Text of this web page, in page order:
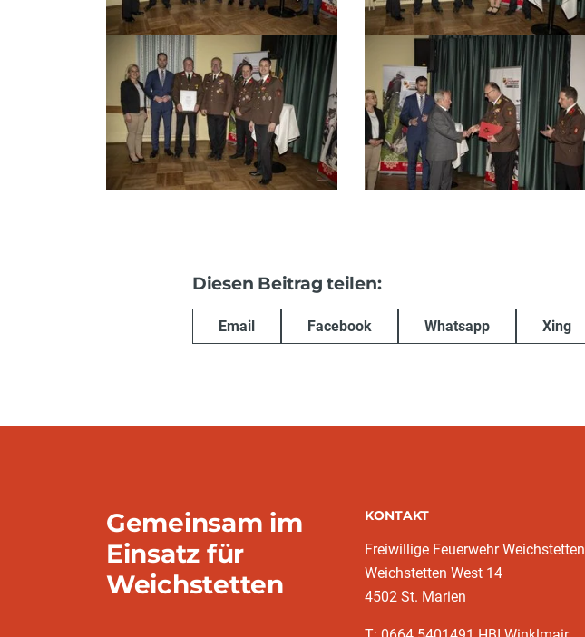
Diesen Beitrag teilen:
Email Facebook Whatsapp Xing
Gemeinsam im
Einsatz für
Weichstetten
KONTAKT
Freiwillige Feuerwehr Weichstetten
Weichstetten West 14
4502 St. Marien